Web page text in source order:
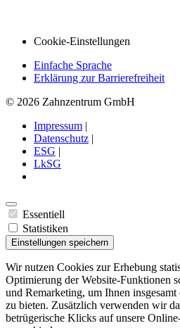
Cookie-Einstellungen
Einfache Sprache
Erklärung zur Barrierefreiheit
© 2026 Zahnzentrum GmbH
Impressum |
Datenschutz |
ESG |
LkSG
Essentiell
Statistiken
Einstellungen speichern
Wir nutzen Cookies zur Erhebung
Optimierung der Website-Funktionen
und Remarketing, um Ihnen
zu bieten. Zusätzlich verwenden wir
betrügerische Klicks auf unsere